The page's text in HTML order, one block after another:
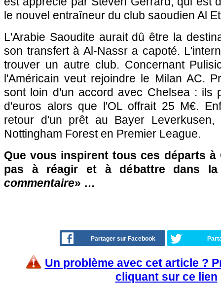
le nouvel entraîneur du club saoudien Al
L'Arabie Saoudite aurait dû être la
son transfert à Al-Nassr a capoté.
trouver un autre club. Concernant
l'Américain veut rejoindre le Milan AC.
sont loin d'un accord avec Chelsea : ils
d'euros alors que l'OL offrait 25 M€.
retour d'un prêt au Bayer Leverkusen,
Nottingham Forest en Premier League.
Que vous inspirent tous ces départs à
pas à réagir et à débattre dans
commentaire» …
Partager sur Facebook
Un problème avec cet article ?
cliquant sur ce lien